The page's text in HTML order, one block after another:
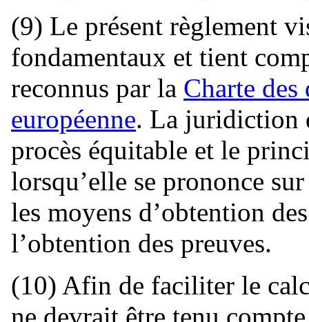
(9) Le présent règlement
fondamentaux et tient
reconnus par la Charte
européenne. La juridiction
procès équitable et le
lorsqu’elle se prononce
les moyens d’obtention
l’obtention des preuves.
(10) Afin de faciliter le